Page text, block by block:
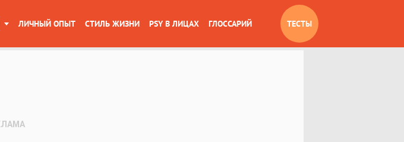
ЛИЧНЫЙ ОПЫТ СТИЛЬ ЖИЗНИ PSY В ЛИЦАХ ГЛОССАРИЙ ТЕСТЫ